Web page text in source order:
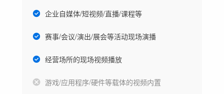
企业自媒体/短视频/直播/课程等
赛事/会议/演出/展会等活动现场演播
经营场所的现场视频播放
游戏/应用程序/硬件等载体的视频内置